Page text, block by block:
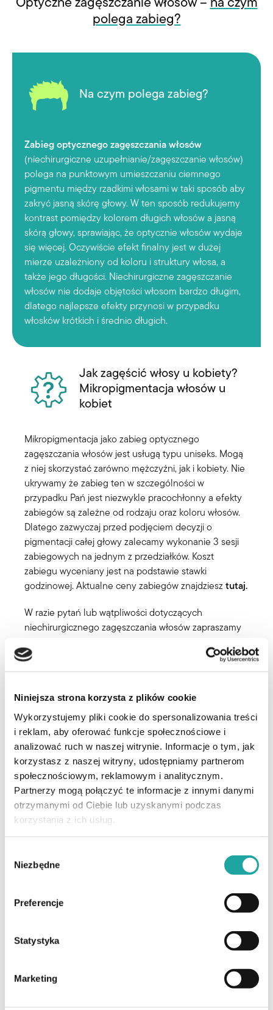
Niniejsza strona korzysta z plików cookie
Wykorzystujemy pliki cookie do spersonalizowania treści
i reklam, aby oferować funkcje społecznościowe i
analizować ruch w naszej witrynie. Informacje o tym, jak
korzystasz z naszej witryny, udostępniamy partnerom
społecznościowym, reklamowym i analitycznym.
Partnerzy mogą połączyć te informacje z innymi danymi
otrzymanymi od Ciebie lub uzyskanymi podczas
korzystania z ich usług.
zgody
Niezbędne
Preferencje
Statystyka
Marketing
Optyczne zagęszczanie włosów – na czym
polega zabieg?
Na czym polega zabieg?
Zabieg optycznego zagęszczania włosów
(niechirurgiczne uzupełnianie/zagęszczanie włosów)
polega na punktowym umieszczaniu ciemnego
pigmentu między rzadkimi włosami w taki sposób aby
zakryć jasną skórę głowy. W ten sposób redukujemy
kontrast pomiędzy kolorem długich włosów a jasną
skórą głowy, sprawiając, że optycznie włosów wydaje
się więcej. Oczywiście efekt finalny jest w dużej
mierze uzależniony od koloru i struktury włosa, a
także jego długości. Niechirurgiczne zagęszczanie
włosów nie dodaje objętości włosom bardzo długim,
dlatego najlepsze efekty przynosi w przypadku
włosków krótkich i średnio długich.
Jak zagęścić włosy u kobiety?
Mikropigmentacja włosów u
kobiet
Mikropigmentacja jako zabieg optycznego
zagęszczania włosów jest usługą typu uniseks. Mogą
z niej skorzystać zarówno mężczyźni, jak i kobiety. Nie
ukrywamy że zabieg ten w szczególności w
przypadku Pań jest niezwykle pracochłonny a efekty
zabiegów są zależne od rodzaju oraz koloru włosów.
Dlatego zazwyczaj przed podjęciem decyzji o
pigmentacji całej głowy zalecamy wykonanie 3 sesji
zabiegowych na jednym z przedziałków. Koszt
zabiegu wyceniany jest na podstawie stawki
godzinowej. Aktualne ceny zabiegów znajdziesz tutaj.
W razie pytań lub wątpliwości dotyczących
niechirurgicznego zagęszczania włosów zapraszamy
wszystkie pytania i pomożemy w podjęciu decyzji.
Podstawowe informacje o zabiegu